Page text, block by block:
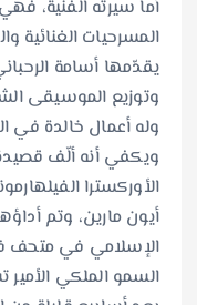
أما سيرته الفنية،
المسرحيات الغنائية
يقدّمها أسامة
وتوزيع الموسيقى
وله أعمال خالدة في
ويكفي أنه ألّف قصيدة
الأوركسترا
أيون مارين، وتم
الإسلامي في متحف
السمو الملكي الأمير